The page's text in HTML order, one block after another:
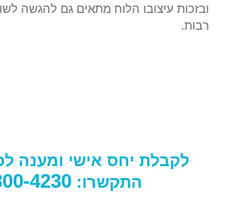
ובזכות עיצובו הלוח מתאים גם להגשה
רבות.
לקבלת יחס אישי ומענה
התקשרו: 4230